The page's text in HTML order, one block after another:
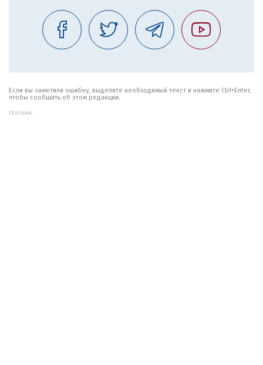
Если вы заметили ошибку, выделите необходимый текст и нажмите Ctrl+Enter,
чтобы сообщить об этом редакции.
РЕКЛАМА: